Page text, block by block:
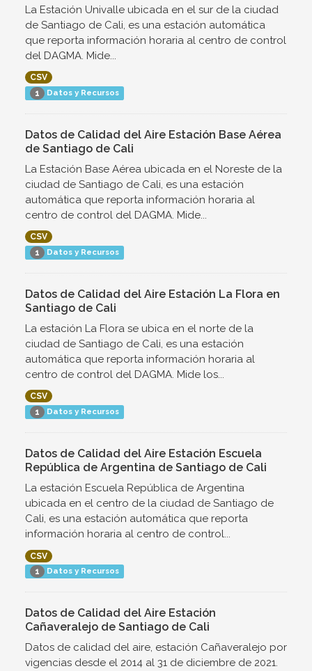
La Estación Univalle ubicada en el sur de la ciudad
de Santiago de Cali, es una estación automática
que reporta información horaria al centro de control
del DAGMA. Mide...
CSV
1 Datos y Recursos
Datos de Calidad del Aire Estación Base Aérea
de Santiago de Cali
La Estación Base Aérea ubicada en el Noreste de la
ciudad de Santiago de Cali, es una estación
automática que reporta información horaria al
centro de control del DAGMA. Mide...
CSV
1 Datos y Recursos
Datos de Calidad del Aire Estación La Flora en
Santiago de Cali
La estación La Flora se ubica en el norte de la
ciudad de Santiago de Cali, es una estación
automática que reporta información horaria al
centro de control del DAGMA. Mide los...
CSV
1 Datos y Recursos
Datos de Calidad del Aire Estación Escuela
República de Argentina de Santiago de Cali
La estación Escuela República de Argentina
ubicada en el centro de la ciudad de Santiago de
Cali, es una estación automática que reporta
información horaria al centro de control...
CSV
1 Datos y Recursos
Datos de Calidad del Aire Estación
Cañaveralejo de Santiago de Cali
Datos de calidad del aire, estación Cañaveralejo por
vigencias desde el 2014 al 31 de diciembre de 2021.